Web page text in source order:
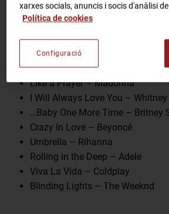
Can’t Help Falling in Love – Elvis
Bohemian Rhapsody – Queen
Stayin’ Alive – Bee Gees
Dancing Queen – ABBA
Billie Jean – Michael Jackson
Like a Prayer – Madonna
I Will Always Love You –
…Baby One More Time – Britney
Crazy In Love – Beyoncé
Umbrella – Rihanna
Rolling in the Deep – Adele
Viva La Vida – Coldplay
Blinding Lights – The Weeknd
xarxes socials, anuncis i socis d'anàlisi
Política de cookies
Configuració